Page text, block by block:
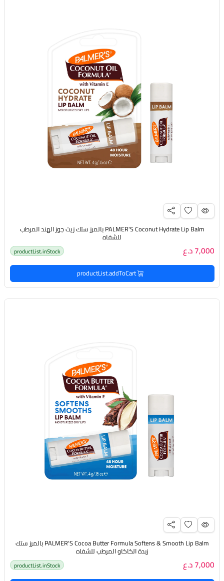
PALMER'S Coconut Hydrate Lip Balm بالمرز ستك زيت جوز الهند المرطب
للشفاه
7,000 د.ع productList.inStock
productList.addToCart
PALMER'S Cocoa Butter Formula Softens & Smooth Lip Balm بالمرز ستك
زبدة الكاكاو المرطب للشفاه
7,000 د.ع productList.inStock